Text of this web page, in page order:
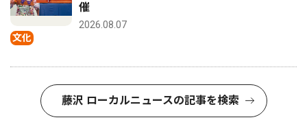
文化
催
2026.08.07
藤沢 ローカルニュースの記事を検索